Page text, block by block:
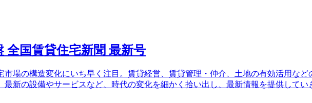
場の構造変化にいち早く注目。賃貸経営、賃貸管理・仲介、土地の有効活用など
新の設備やサービスなど、時代の変化を細かく拾い出し、最新情報を提供してい